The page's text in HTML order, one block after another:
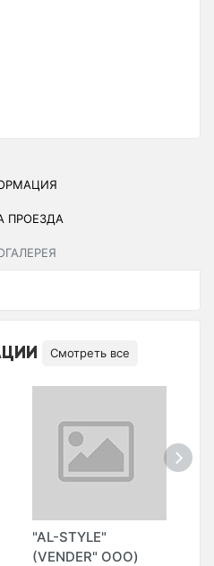
ПРОЕЗДА
Смотреть все
"AL-STYLE"
(VENDER" ООО)